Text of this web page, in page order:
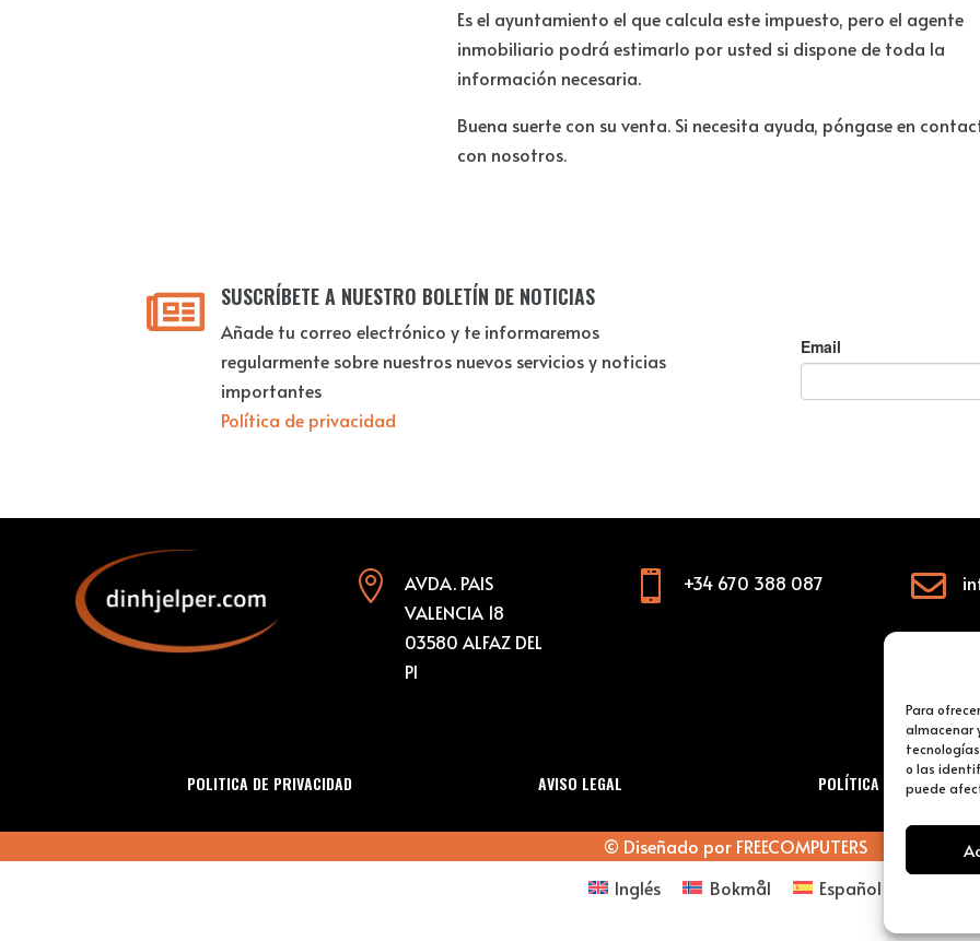
Para
almacenar
o las
puede
Es el ayuntamiento el que calcula este impuesto, pero el agente
inmobiliario podrá estimarlo por usted si dispone de toda la
información necesaria.
Buena suerte con su venta. Si necesita ayuda, póngase en
con nosotros.
 SUSCRÍBETE A NUESTRO BOLETÍN DE NOTICIAS
Añade tu correo electrónico y te informaremos
regularmente sobre nuestros nuevos servicios y noticias
importantes
Política de privacidad

AVDA. PAIS
VALENCIA 18
03580 ALFAZ DEL
PI
 +34 670 388 087 
POLITICA DE PRIVACIDAD AVISO LEGAL POLÍTICA DE COOKIES
© Diseñado por FREECOMPUTERS
Inglés
Bokmål Español